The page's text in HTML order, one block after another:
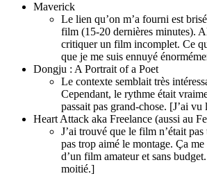
Maverick
Le lien qu’on m’a fourni est
film (15-20 dernières minutes).
critiquer un film incomplet. Ce
que je me suis ennuyé
Dongju : A Portrait of a Poet
Le contexte semblait très
Cependant, le rythme était
passait pas grand-chose. [J’ai
Heart Attack aka Freelance (aussi au
J’ai trouvé que le film n’était pas
pas trop aimé le montage. Ça
d’un film amateur et sans
moitié.]